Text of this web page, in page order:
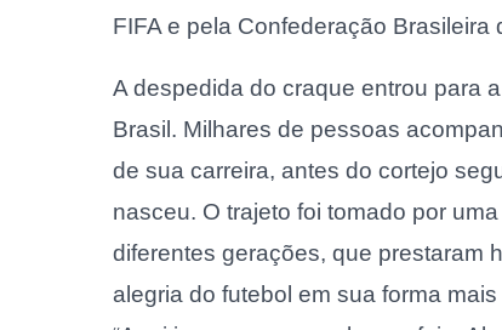
FIFA e pela Confederação Brasileira
A despedida do craque entrou para
Brasil. Milhares de pessoas
de sua carreira, antes do cortejo
nasceu. O trajeto foi tomado por
diferentes gerações, que prestaram
alegria do futebol em sua forma